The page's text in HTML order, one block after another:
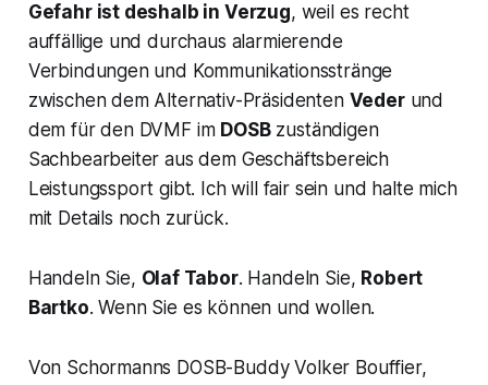
Gefahr ist deshalb in Verzug, weil es recht
auffällige und durchaus alarmierende
Verbindungen und Kommunikationsstränge
zwischen dem Alternativ- Präsidenten Vederund
dem für den DVMF im DOSBzuständigen
Sachbearbeiter aus dem Geschäftsbereich
Leistungssport gibt. Ich will fair sein und halte mich
mit Details noch zurück.
Handeln Sie, Olaf Tabor. Handeln Sie, Robert
Bartko. Wenn Sie es können und wollen.
Von Schormanns DOSB-Buddy Volker Bouffier,